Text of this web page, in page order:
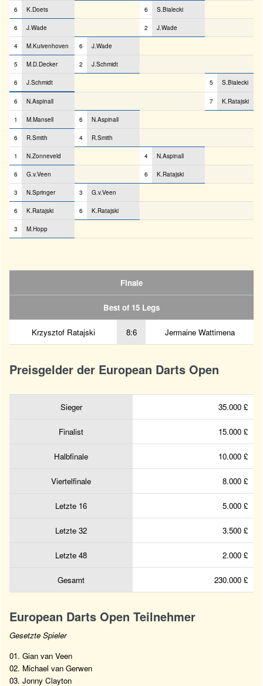
6 K.Doets 6 S.Bialecki
6 J.Wade 2 J.Wade
4 M.Kuivenhoven 6 J.Wade
5 M.D.Decker 2 J.Schmidt
6 J.Schmidt 5 S.Bialecki
6 N.Aspinall 7 K.Ratajski
1 M.Mansell 6 N.Aspinall
6 R.Smith 4 R.Smith
1 N.Zonneveld 4 N.Aspinall
6 G.v.Veen 6 K.Ratajski
3 N.Springer 3 G.v.Veen
6 K.Ratajski 6 K.Ratajski
3 M.Hopp
Finale
Best of 15 Legs
Krzysztof Ratajski 8:6 Jermaine Wattimena
Preisgelder der European Darts Open
Sieger 35.000 £
Finalist 15.000 £
Halbfinale 10.000 £
Viertelfinale 8.000 £
Letzte 16 5.000 £
Letzte 32 3.500 £
Letzte 48 2.000 £
Gesamt 230.000 £
European Darts Open Teilnehmer
Gesetzte Spieler
01. Gian van Veen
02. Michael van Gerwen
03. Jonny Clayton